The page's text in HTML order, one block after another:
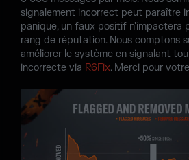
signalement incorrect peut paraître
panique, un faux positif n'impactera
rang de réputation. Nous comptons
améliorer le système en signalant
incorrecte via R6Fix. Merci pour